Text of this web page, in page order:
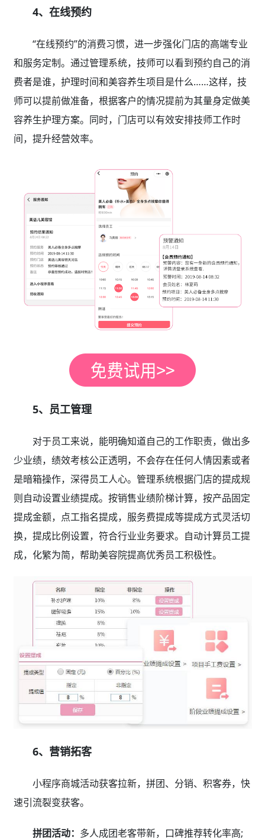
4、在线预约
“在线预约”的消费习惯，进一步强化门店的高端专业
和服务定制。通过管理系统，技师可以看到预约自己的消
费者是谁，护理时间和美容养生项目是什么……这样，技
师可以提前做准备，根据客户的情况提前为其量身定做美
容养生护理方案。同时，门店可以有效安排技师工作时
间，提升经营效率。
5、员工管理
对于员工来说，能明确知道自己的工作职责，做出多
少业绩，绩效考核公正透明，不会存在任何人情因素或者
是暗箱操作，深得员工人心。管理系统根据门店的提成规
则自动设置业绩提成。按销售业绩阶梯计算，按产品固定
提成金额，点工指名提成，服务费提成等提成方式灵活切
换，提成比例设置，符合行业业务要求。自动计算员工提
成，化繁为简，帮助美容院提高优秀员工积极性。
6、营销拓客
小程序商城活动获客拉新，拼团、分销、积客券，快
速引流裂变获客。
拼团活动： 多人成团老客带新，口碑推荐转化率高;